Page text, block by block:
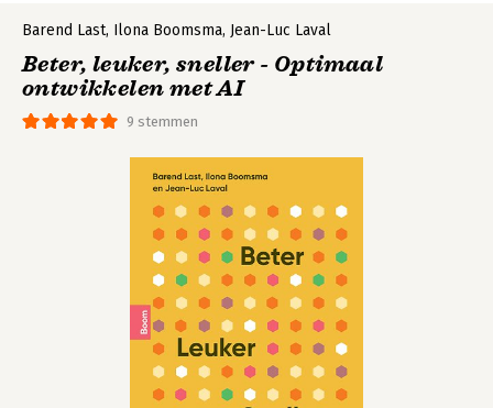
9 stemmen
Barend Last, Ilona Boomsma, Jean-Luc Laval
Beter, leuker, sneller - Optimaal
ontwikkelen met AI